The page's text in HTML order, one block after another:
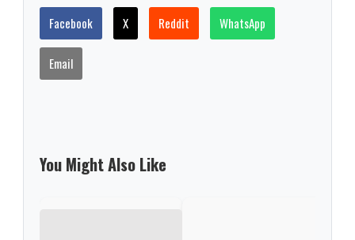
Facebook X Reddit WhatsApp
Email
You Might Also Like